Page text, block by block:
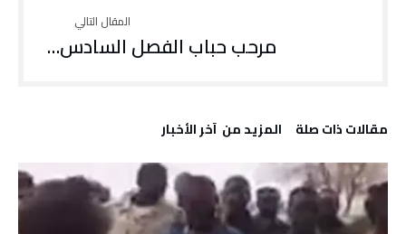
مرحب حباب الفصل السادس…
‫مقالات ذات صلة‬ ‫المزيد من ‬ آخر الأخبار